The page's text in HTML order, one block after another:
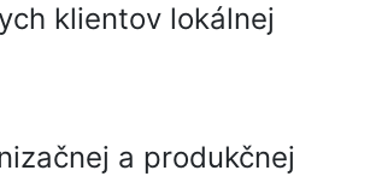
klientov lokálnej
a produkčnej